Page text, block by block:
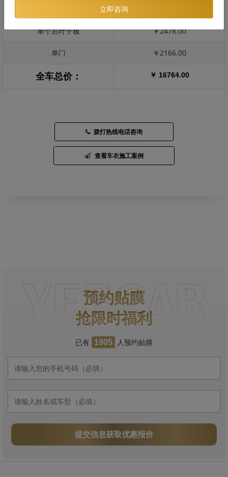
单个后叶子板 ￥2478.00
单门 ￥2166.00
全车总价： ￥ 16764.00
拨打热线电话咨询
查看车衣施工案例
预约贴膜
抢限时福利
已有 1905 人预约贴膜
提交信息获取优惠报价
立即咨询